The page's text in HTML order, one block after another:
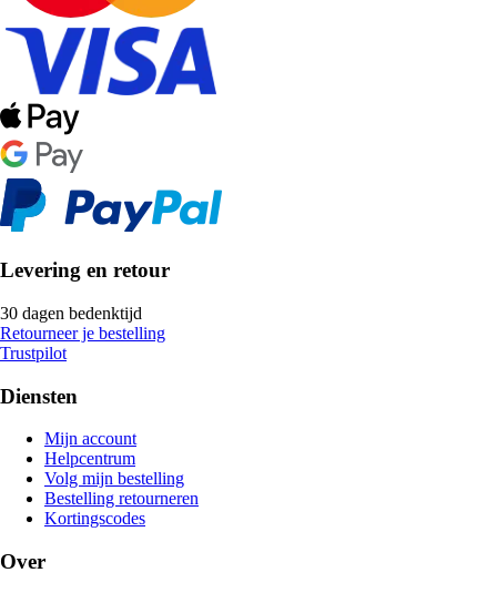
Levering en retour
30 dagen bedenktijd
Retourneer je bestelling
Trustpilot
Diensten
Mijn account
Helpcentrum
Volg mijn bestelling
Bestelling retourneren
Kortingscodes
Over